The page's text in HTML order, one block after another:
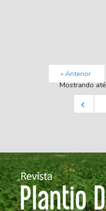
« Anterior
Mostrandoaté